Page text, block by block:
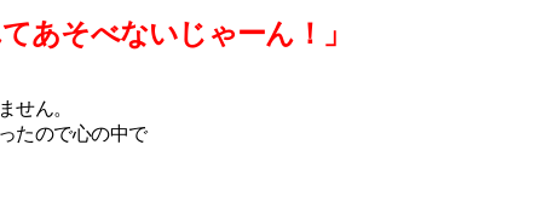
あそべないじゃーん！」
せん。
たので心の中で